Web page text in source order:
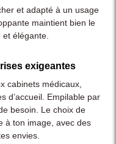
et adapté à un usage
maintient bien le
élégante.
exigeantes
cabinets médicaux,
d’accueil. Empilable par
besoin. Le choix de
à ton image, avec des
envies.